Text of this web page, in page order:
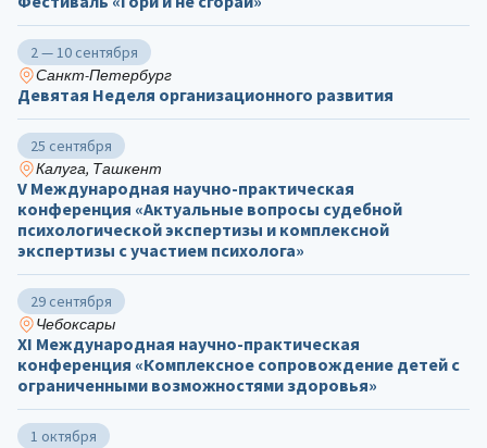
2 — 10 сентября
Санкт-Петербург
Девятая Неделя организационного развития
25 сентября
Калуга, Ташкент
V Международная научно-практическая
конференция «Актуальные вопросы судебной
психологической экспертизы и комплексной
экспертизы с участием психолога»
29 сентября
Чебоксары
ХΙ Международная научно-практическая
конференция «Комплексное сопровождение детей с
ограниченными возможностями здоровья»
1 октября